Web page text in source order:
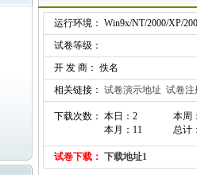
运行环境： Win9x/NT/2000/XP/
试卷等级：
开 发 商： 佚名
相关链接： 试卷演示地址 试卷注
下载次数： 本日：2
本月：11
本周
总计
试卷下载： 下载地址1